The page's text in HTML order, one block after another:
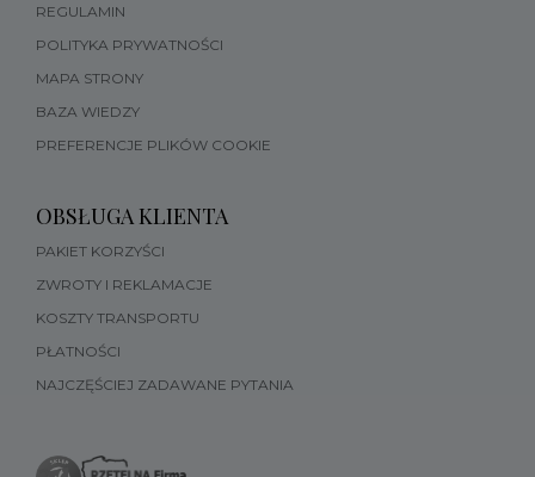
REGULAMIN
POLITYKA PRYWATNOŚCI
MAPA STRONY
BAZA WIEDZY
PREFERENCJE PLIKÓW COOKIE
OBSŁUGA KLIENTA
PAKIET KORZYŚCI
ZWROTY I REKLAMACJE
KOSZTY TRANSPORTU
PŁATNOŚCI
NAJCZĘŚCIEJ ZADAWANE PYTANIA